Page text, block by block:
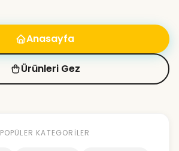
Anasayfa
Ürünleri Gez
POPÜLER KATEGORILER